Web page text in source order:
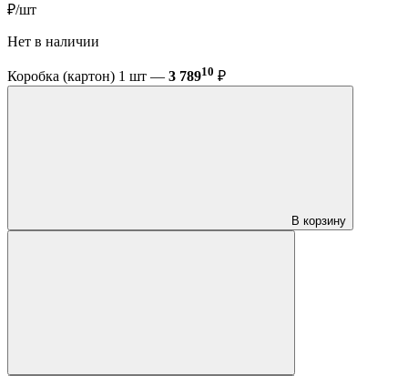
₽/шт
Нет в наличии
Коробка (картон) 1 шт — 3 78910 ₽
В корзину